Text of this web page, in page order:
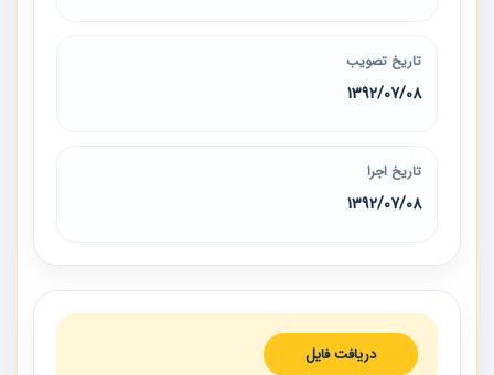
تاریخ تصویب
1392/07/08
تاریخ اجرا
1392/07/08
دریافت فایل